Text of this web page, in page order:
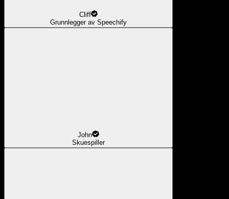
Cliff
Grunnlegger av Speechify
John
Skuespiller